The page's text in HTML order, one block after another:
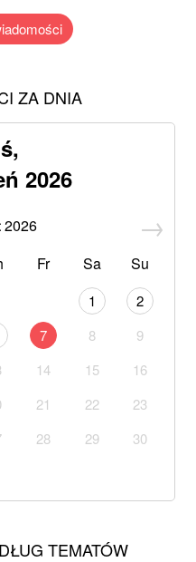
ZA DNIA
2026
2026
Fr Sa Su
1
2
7 8
9
14 15
16
21 22
23
28 29
30
TEMATÓW